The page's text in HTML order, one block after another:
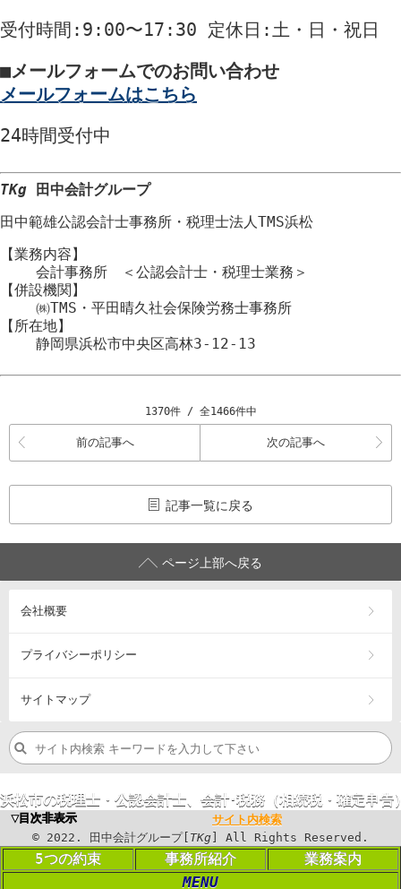
▼目次非表示
サイト内検索
© 2022 . 田中会計グループ[ TKg ] All Rights Reserved.
5つの約束 事務所紹介
業務案内
MENU
受付時間 :9:00〜17:30 定休日 :土・日・祝日
■メールフォームでのお問い合わせ
メールフォームはこちら
24時間受付中
TKg 田中会計グループ
田中範雄公認会計士事務所 ・ 税理士法人TMS浜松
【業務内容】
会計事務所 ＜公認会計士・税理士業務＞
【併設機関】
㈱TMS・平田晴久社会保険労務士事務所
【所在地】
静岡県浜松市中央区高林3-12-13
1370件 / 全1466件中
前の記事へ 次の記事へ
記事一覧に戻る
ページ上部へ戻る
会社概要
プライバシーポリシー
サイトマップ
浜松市の税理士・公認会計士、会計･税務（相続税・確定申
営業エリア：
・浜松市浜名区・浜松市
2023. 田中会計グループ[TKg ] All Rights
Reserved.